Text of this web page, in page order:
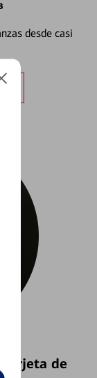
desde casi
de